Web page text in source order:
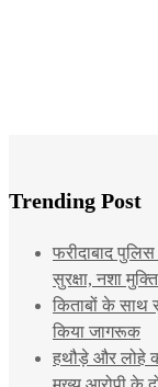
Trending Post
फरीदाबाद
सुरक्षा, नशा
किताबों के साथ
किया जागरूक
हथौड़े और लोहे